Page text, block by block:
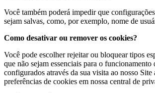
Você também poderá impedir que
sejam salvas, como, por exemplo, nome de
Como desativar ou remover os cookies?
Você pode escolher rejeitar ou bloquear tipos
que não sejam essenciais para o funcionamento
configurados através da sua visita ao nosso Site
preferências de cookies em nossa central de